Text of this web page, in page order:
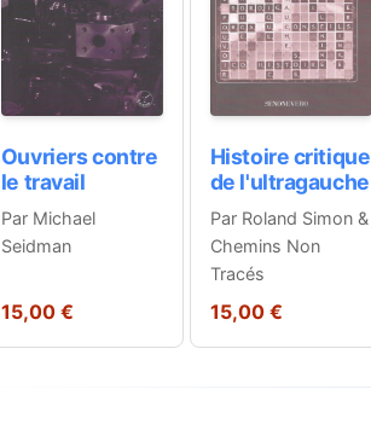
Ouvriers contre
le travail
Par Michael
Seidman
15,00 €
Histoire critique
de l'ultragauche
Par Roland Simon &
Chemins Non
Tracés
15,00 €